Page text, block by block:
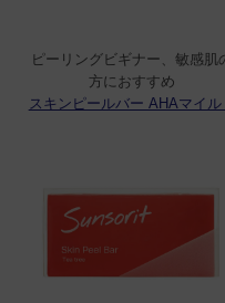
C-Chie 購入者
顔はもちろん、全身
3回使用しています。
ピーリングビギナー、敏感肌
方におすすめ
スキンピールバー AHAマイル